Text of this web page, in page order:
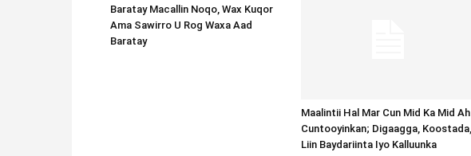
Baratay Macallin Noqo, Wax Kuqor
Ama Sawirro U Rog Waxa Aad
Baratay
Maalintii Hal Mar Cun Mid Ka Mid Ah
Cuntooyinkan; Digaagga, Koostada,
Liin Baydariinta Iyo Kalluunka